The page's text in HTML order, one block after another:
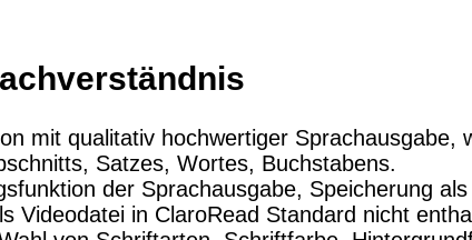
mit qualitativ hochwertiger Sprachausgabe,
Satzes, Wortes, Buchstabens.
der Sprachausgabe, Speicherung
Videodatei in ClaroRead Standard nicht